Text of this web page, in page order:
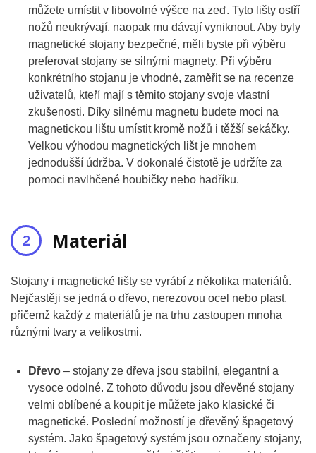
můžete umístit v libovolné výšce na zeď. Tyto lišty ostří
nožů neukrývají, naopak mu dávají vyniknout. Aby byly
magnetické stojany bezpečné, měli byste při výběru
preferovat stojany se silnými magnety. Při výběru
konkrétního stojanu je vhodné, zaměřit se na recenze
uživatelů, kteří mají s těmito stojany svoje vlastní
zkušenosti. Díky silnému magnetu budete moci na
magnetickou lištu umístit kromě nožů i těžší sekáčky.
Velkou výhodou magnetických lišt je mnohem
jednodušší údržba. V dokonalé čistotě je udržíte za
pomoci navlhčené houbičky nebo hadříku.
Materiál
Stojany i magnetické lišty se vyrábí z několika materiálů.
Nejčastěji se jedná o dřevo, nerezovou ocel nebo plast,
přičemž každý z materiálů je na trhu zastoupen mnoha
různými tvary a velikostmi.
Dřevo – stojany ze dřeva jsou stabilní, elegantní a
vysoce odolné. Z tohoto důvodu jsou dřevěné stojany
velmi oblíbené a koupit je můžete jako klasické či
magnetické. Poslední možností je dřevěný špagetový
systém. Jako špagetový systém jsou označeny stojany,